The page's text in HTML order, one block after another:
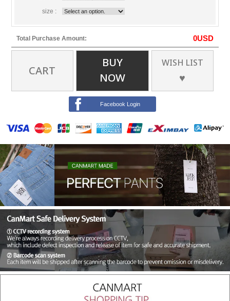
size :
Total Purchase Amount: 0USD
CART
BUY
NOW
WISH LIST
♥
Facebook Login